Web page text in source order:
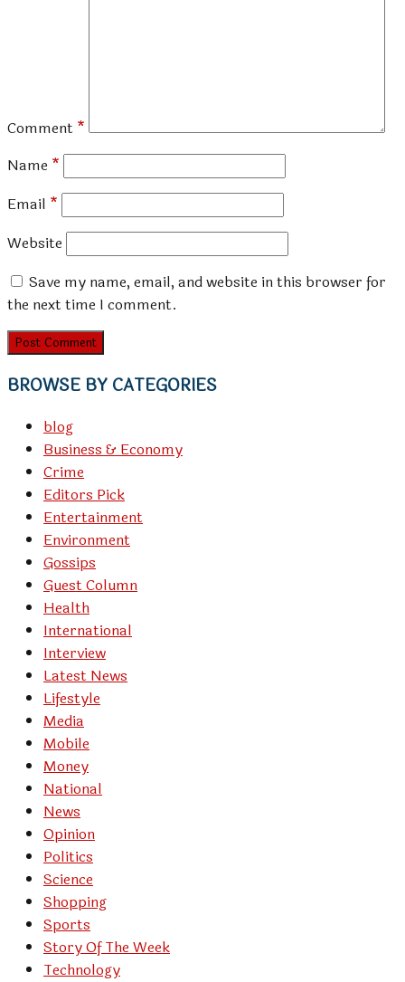
Comment *
Name *
Email *
Website
Save my name, email, and website in this browser for
the next time I comment.
BROWSE BY CATEGORIES
blog
Business & Economy
Crime
Editors Pick
Entertainment
Environment
Gossips
Guest Column
Health
International
Interview
Latest News
Lifestyle
Media
Mobile
Money
National
News
Opinion
Politics
Science
Shopping
Sports
Story Of The Week
Technology